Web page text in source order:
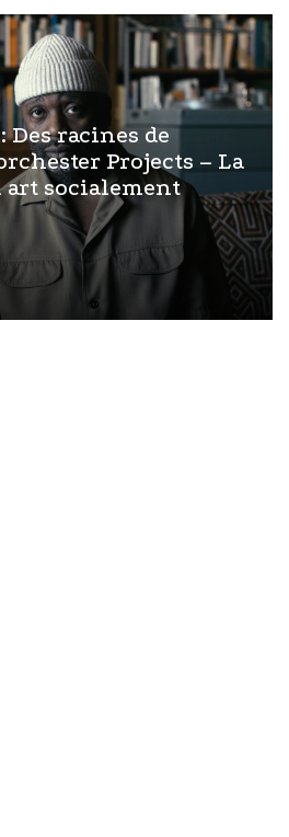
Des racines de
Projects – La
art socialement